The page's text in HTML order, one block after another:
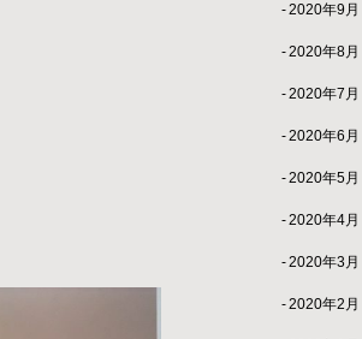
2020年9月
2020年8月
2020年7月
2020年6月
2020年5月
2020年4月
2020年3月
2020年2月